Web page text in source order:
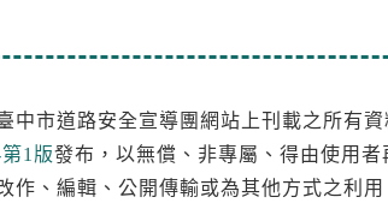
市道路安全宣導團網站上刊載之所有資
1版發布，以無償、非專屬、得由使用者
作、編輯、公開傳輸或為其他方式之利